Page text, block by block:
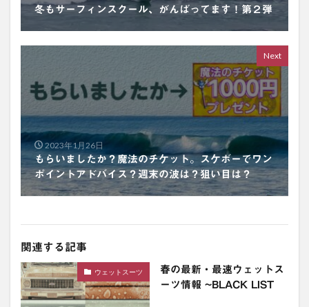
冬もサーフィンスクール、がんばってます！第２弾
Next
2023年1月26日
もらいましたか？魔法のチケット。スケボーでワン
ポイントアドバイス？週末の波は？狙い目は？
関連する記事
ウェットスーツ
春の最新・最速ウェットス
ーツ情報 ~BLACK LIST